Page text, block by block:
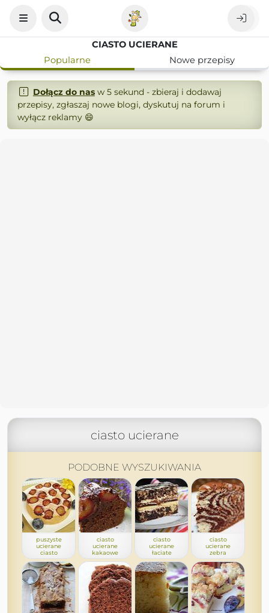
CIASTO UCIERANE
Popularne
Nowe przepisy
Dołącz do nasw 5 sekund - zbieraj i dodawaj
przepisy, zgłaszaj nowe blogi, dyskutuj na forum i
wyłącz reklamy 😄
ciasto ucierane
PODOBNE WYSZUKIWANIA
puszyste
ucierane
ciasto
ciasto
ucierane
kakaowe
ciasto
ucierane
łaciate
ciasto
ucierane
zebra